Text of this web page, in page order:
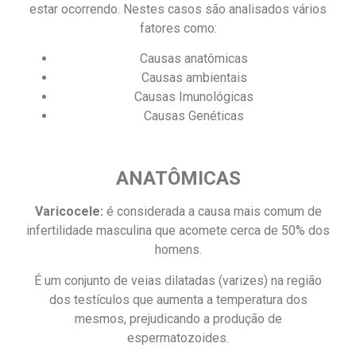
estar ocorrendo. Nestes casos são analisados vários
fatores como:
Causas anatômicas
Causas ambientais
Causas Imunológicas
Causas Genéticas
ANATÔMICAS
Varicocele: é considerada a causa mais comum de
infertilidade masculina que acomete cerca de 50% dos
homens.
É um conjunto de veias dilatadas (varizes) na região
dos testículos que aumenta a temperatura dos
mesmos, prejudicando a produção de
espermatozoides.